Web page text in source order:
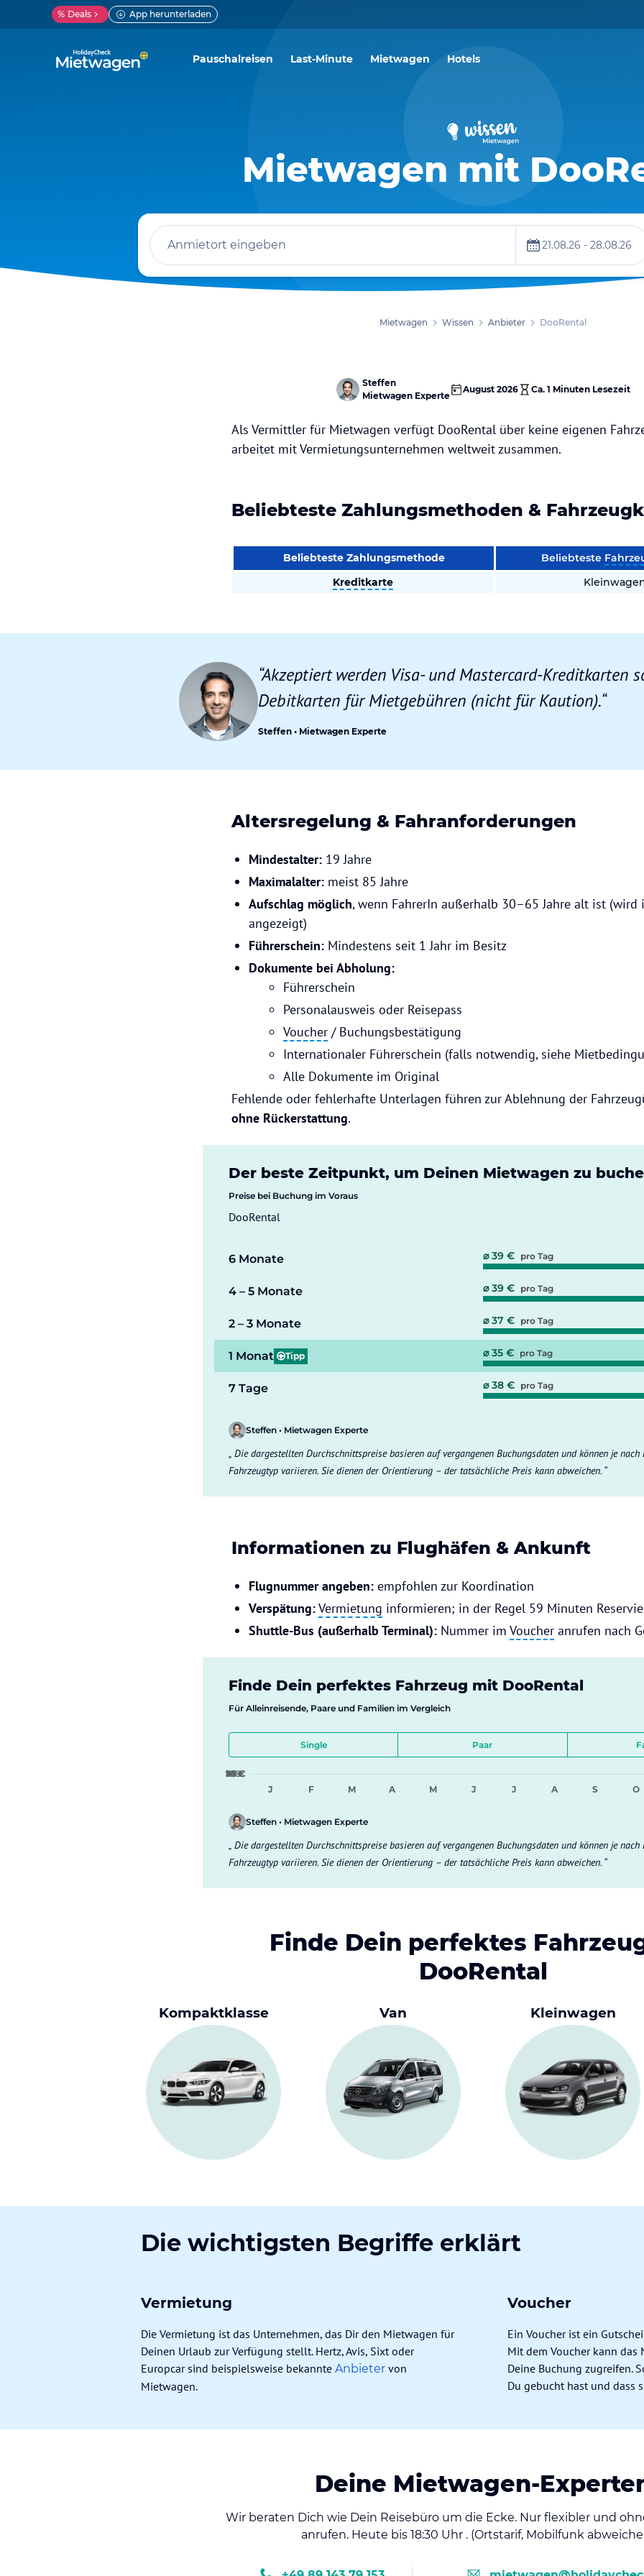
% Deals App herunterladen
Pauschalreisen Last-Minute Mietwagen Hotels
Mietwagen mit
Anmietort eingeben 21.08.26 - 28.08.26
Mietwagen Wissen Anbieter DooRental
Steffen
Mietwagen Experte
August 2026 Ca. 1 MinutenLesezeit
Als Vermittler für Mietwagen verfügt DooRental über keine eigenen
arbeitet mit Vermietungsunternehmen weltweit zusammen.
Beliebteste Zahlungsmethoden &
Beliebteste Zahlungsmethode Beliebteste
Kreditkarte
“Akzeptiert werden Visa- und Mastercard-Kreditkarten
Debitkarten für Mietgebühren (nicht für Kaution).“
Steffen • Mietwagen Experte
Altersregelung & Fahranforderungen
Mindestalter: 19 Jahre
Maximalalter: meist 85 Jahre
Aufschlag möglich, wenn FahrerIn außerhalb 30–65 Jahre alt ist (wird
angezeigt)
Führerschein: Mindestens seit 1 Jahr im Besitz
Dokumente bei Abholung:
Führerschein
Personalausweis oder Reisepass
Voucher / Buchungsbestätigung
Internationaler Führerschein (falls notwendig, siehe
Alle Dokumente im Original
Fehlende oder fehlerhafte Unterlagen führen zur Ablehnung der
ohne Rückerstattung.
Der beste Zeitpunkt, um Deinen Mietwagen zu
Preise bei Buchung im Voraus
DooRental
6 Monate ⌀ 39 € pro Tag
4 – 5 Monate ⌀ 39 € pro Tag
2 – 3 Monate ⌀ 37 € pro Tag
1 Monat Tipp ⌀ 35 € pro Tag
7 Tage ⌀ 38 € pro Tag
Steffen • Mietwagen Experte
Die dargestellten Durchschnittspreise basieren auf vergangenen Buchungsdaten und können je nach
Fahrzeugtyp variieren. Sie dienen der Orientierung – der tatsächliche Preis kann abweichen.
Informationen zu Flughäfen & Ankunft
Flugnummer angeben: empfohlen zur Koordination
Verspätung:Vermietung informieren; in der Regel 59 Minuten
Shuttle-Bus (außerhalb Terminal): Nummer im Voucher anrufen nach
Finde Dein perfektes Fahrzeug mit DooRental
Für Alleinreisende, Paare und Familien im Vergleich
Single Paar
9 €
18 €
27 €
36 €
45 €
J
F M A M J J A S O
Steffen • Mietwagen Experte
Die dargestellten Durchschnittspreise basieren auf vergangenen Buchungsdaten und können je nach
Fahrzeugtyp variieren. Sie dienen der Orientierung – der tatsächliche Preis kann abweichen.
Finde Dein perfektes
DooRental
Kompaktklasse Van Kleinwagen
Die wichtigsten Begriffe erklärt
Vermietung
Die Vermietung ist das Unternehmen, das Dir den Mietwagen für
Deinen Urlaub zur Verfügung stellt. Hertz, Avis, Sixt oder
Europcar sind beispielsweise bekannte Anbieter von
Mietwagen.
Voucher
Ein Voucher ist ein
Mit dem Voucher kann
Deine Buchung zugreifen.
Du gebucht hast und dass
Deine Mietwagen-
Wir beraten Dich wie Dein Reisebüro um die Ecke. Nur flexibler und
anrufen. Heute bis 18:30 Uhr . (Ortstarif, Mobilfunk